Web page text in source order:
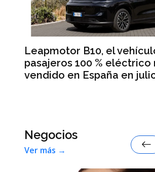
Leapmotor B10, el
pasajeros 100 % eléctrico
vendido en España en
Negocios
Ver más →